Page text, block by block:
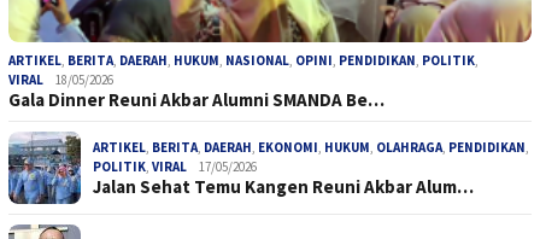
ARTIKEL BERITA DAERAH HUKUM NASIONAL OPINI PENDIDIKAN POLITIK
VIRAL
18/05/2026
Gala Dinner Reuni Akbar Alumni SMANDA Be…
ARTIKEL BERITA DAERAH EKONOMI HUKUM OLAHRAGA PENDIDIKAN
POLITIK VIRAL 17/05/2026
Jalan Sehat Temu Kangen Reuni Akbar Alum…